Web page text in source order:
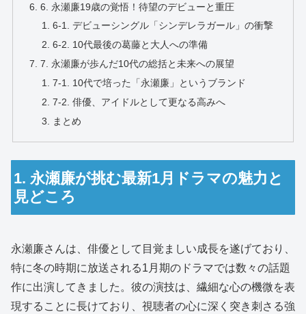
6. 永瀬廉19歳の覚悟！待望のデビューと重圧
6-1. デビューシングル「シンデレラガール」の衝撃
6-2. 10代最後の葛藤と大人への準備
7. 永瀬廉が歩んだ10代の総括と未来への展望
7-1. 10代で培った「永瀬廉」というブランド
7-2. 俳優、アイドルとして更なる高みへ
まとめ
1. 永瀬廉が挑む最新1月ドラマの魅力と
見どころ
永瀬廉さんは、俳優として目覚ましい成長を遂げており、
特に冬の時期に放送される1月期のドラマでは数々の話題
作に出演してきました。彼の演技は、繊細な心の機微を表
現することに長けており、視聴者の心に深く突き刺さる強